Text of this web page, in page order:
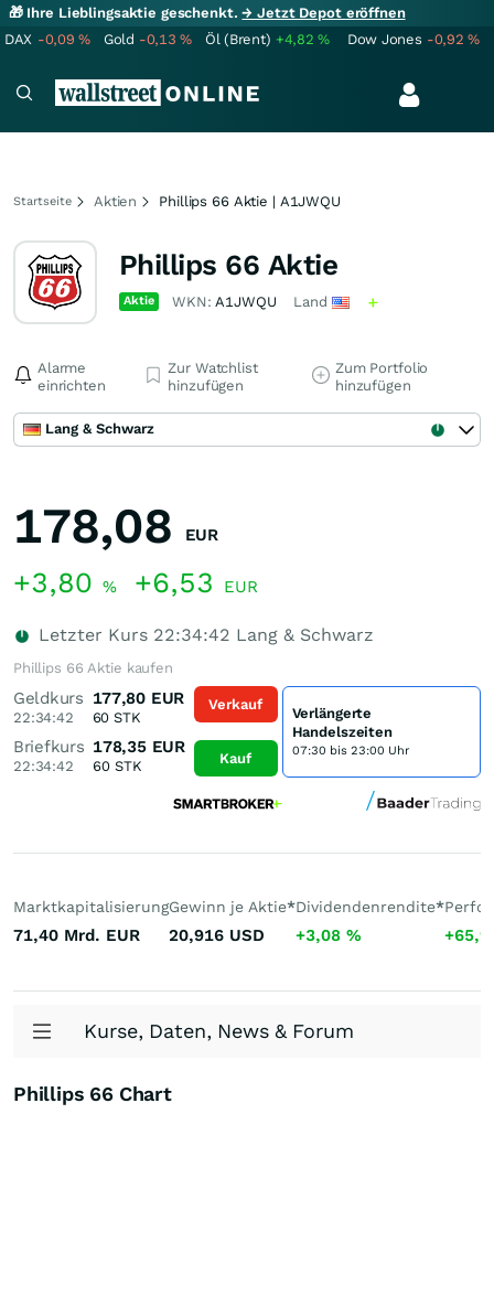
🎁 Ihre Lieblingsaktie geschenkt.→ Jetzt Depot eröffnen
DAX -0,09% Gold -0,13% Öl (Brent) +4,82% Dow Jones -0,92%
Startseite Aktien Phillips 66 Aktie | A1JWQU
Phillips 66 Aktie
Aktie WKN:A1JWQU Land
Alarme
einrichten
Zur Watchlist
hinzufügen
Zum Portfolio
hinzufügen
Lang & Schwarz
178,08 EUR
+3,80 % +6,53 EUR
Letzter Kurs 22:34:42 Lang & Schwarz
Phillips 66 Aktie kaufen
Geldkurs
22:34:42
177,80 EUR
60 STK
Briefkurs
22:34:42
178,35 EUR
60 STK
Verkauf
Kauf
Verlängerte
Handelszeiten
07:30 bis 23:00 Uhr
Marktkapitalisierung
71,40 Mrd. EUR
Gewinn je Aktie*
20,916 USD
Dividendenrendite*
+3,08 %
Kurse, Daten, News & Forum
Phillips 66 Chart